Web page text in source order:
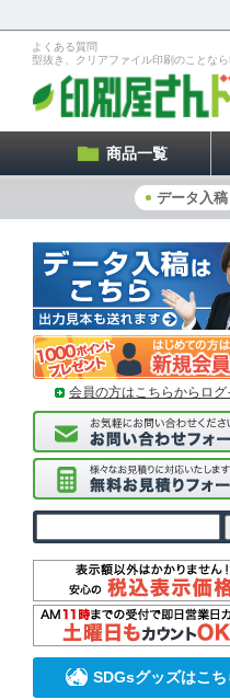
よくある質問
型抜き、クリアファイル印刷のことな
商品一覧
データ入稿
会員の方はこちらからログ
SDGsグッズはこち